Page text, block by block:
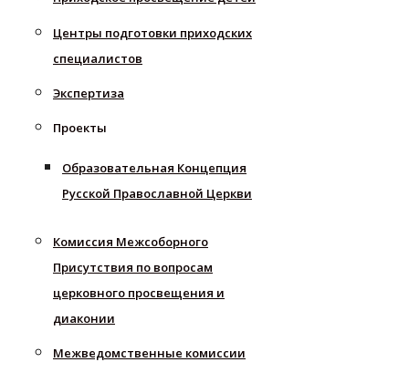
Центры подготовки приходских
специалистов
Экспертиза
Проекты
Образовательная Концепция
Русской Православной Церкви
Комиссия Межсоборного
Присутствия по вопросам
церковного просвещения и
диаконии
Межведомственные комиссии